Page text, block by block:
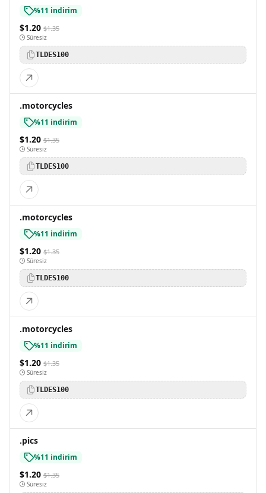
%11 indirim
$1.20 $1.35
Süresiz
TLDES100
.motorcycles
%11 indirim
$1.20 $1.35
Süresiz
TLDES100
.motorcycles
%11 indirim
$1.20 $1.35
Süresiz
TLDES100
.motorcycles
%11 indirim
$1.20 $1.35
Süresiz
TLDES100
.pics
%11 indirim
$1.20 $1.35
Süresiz